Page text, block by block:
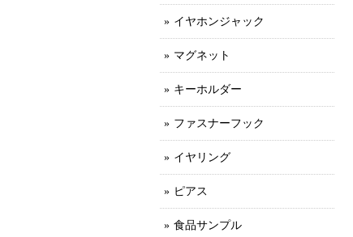
イヤホンジャック
マグネット
キーホルダー
ファスナーフック
イヤリング
ピアス
食品サンプル